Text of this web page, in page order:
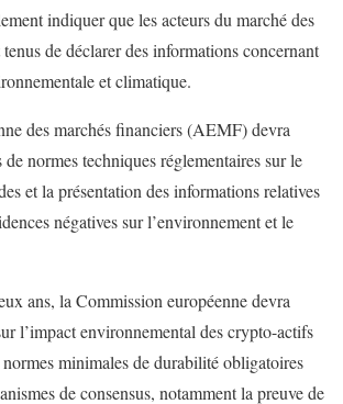
indiquer que les acteurs du marché des
de déclarer des informations concernant
et climatique.
des marchés financiers (AEMF) devra
normes techniques réglementaires sur le
et la présentation des informations relatives
négatives sur l’environnement et le
ans, la Commission européenne devra
l’impact environnemental des crypto-actifs
minimales de durabilité obligatoires
de consensus, notamment la preuve de